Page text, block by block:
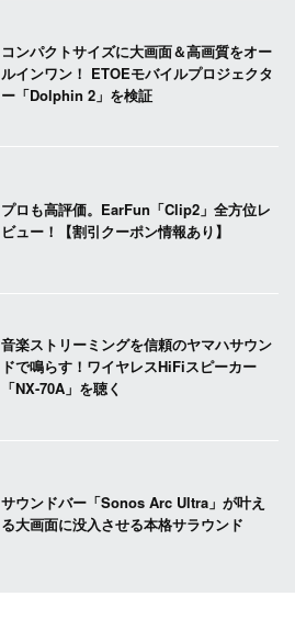
コンパクトサイズに大画面＆高画質をオー
ルインワン！ ETOEモバイルプロジェクタ
ー「Dolphin 2」を検証
プロも高評価。EarFun「Clip2」全方位レ
ビュー！【割引クーポン情報あり】
音楽ストリーミングを信頼のヤマハサウン
ドで鳴らす！ワイヤレスHiFiスピーカー
「NX-70A」を聴く
サウンドバー「Sonos Arc Ultra」が叶え
る大画面に没入させる本格サラウンド